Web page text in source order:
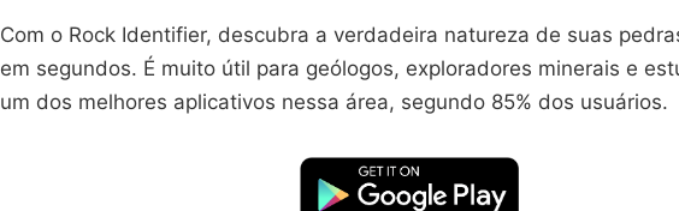
Com o Rock Identifier, descubra a verdadeira natureza de suas
em segundos. É muito útil para geólogos, exploradores minerais e
um dos melhores aplicativos nessa área, segundo 85% dos usuários.